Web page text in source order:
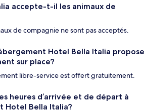
accepte-t-il les animaux de
de compagnie ne sont pas acceptés.
Hotel Bella Italia propose
sur place?
libre-service est offert gratuitement.
heures d’arrivée et de départ à
Hotel Bella Italia?